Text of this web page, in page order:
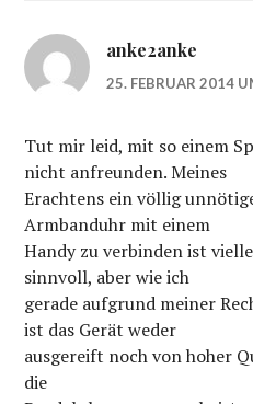
anke2anke
25. FEBRUAR 2014
Tut mir leid, mit so einem
nicht anfreunden. Meines
Erachtens ein völlig
Armbanduhr mit einem
Handy zu verbinden ist
sinnvoll, aber wie ich
gerade aufgrund meiner
ist das Gerät weder
ausgereift noch von hoher
die